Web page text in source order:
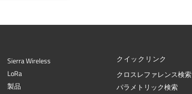
Sierra Wireless
LoRa
製品
クイックリンク
クロスレファレンス検索
パラメトリック検索